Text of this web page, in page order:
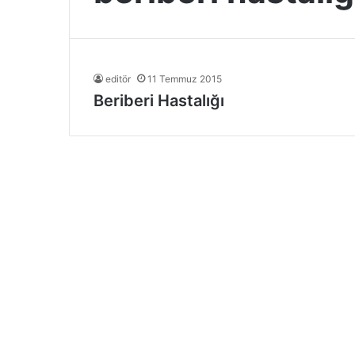
editör 11 Temmuz 2015
Beriberi Hastalığı